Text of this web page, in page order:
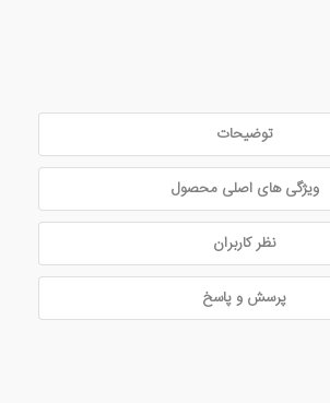
توضیحات
ویژگی های اصلی محصول
نظر کاربران
پرسش و پاسخ